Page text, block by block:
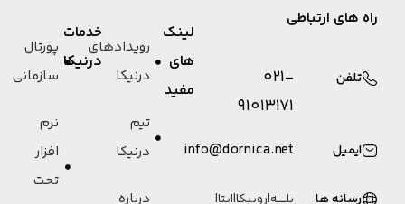
لینک
های
مفید
رویدادهای
درنیکا
تیم
درنیکا
درباره
خدمات
درنیکا
پورتال
سازمانی
نرم
افزار
تحت
راه های ارتباطی
تلفن
021-
91013171
ایمیل info@dornica.net
رسانه ها بلـــــه|روبیکا|ایتا|